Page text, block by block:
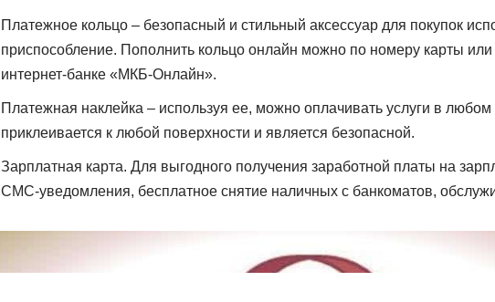
Платежное кольцо – безопасный и стильный аксессуар для покупок
приспособление. Пополнить кольцо онлайн можно по номеру карты
интернет-банке «МКБ-Онлайн».
Платежная наклейка – используя ее, можно оплачивать услуги в
приклеивается к любой поверхности и является безопасной.
Зарплатная карта. Для выгодного получения заработной платы на
СМС-уведомления, бесплатное снятие наличных с банкоматов,